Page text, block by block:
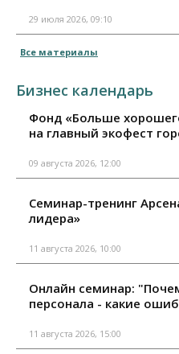
29 июля 2026, 09:10
Все материалы
Бизнес календарь
Фонд «Больше
на главный экофест
09 августа 2026, 12:00
Семинар-тренинг
лидера»
11 августа 2026, 10:00
Онлайн семинар:
персонала - какие
11 августа 2026, 15:00